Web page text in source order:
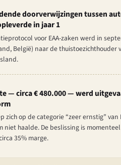
doorverwijzingen tussen
in jaar 1
voor EAA-zaken werd in
België) naar de
— circa € 480.000 — werd
zich op de categorie “zeer ernstig”
niet haalde. De beslissing is
35% marge.